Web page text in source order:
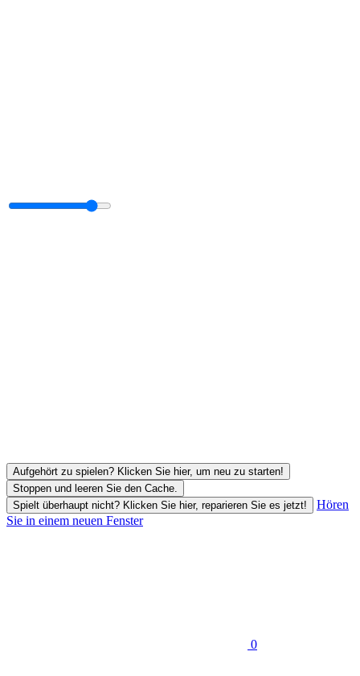
Aufgehört zu spielen? Klicken Sie hier, um neu zu starten!
Stoppen und leeren Sie den Cache.
Spielt überhaupt nicht? Klicken Sie hier, reparieren Sie es jetzt!
Hören
Sie in einem neuen Fenster
0